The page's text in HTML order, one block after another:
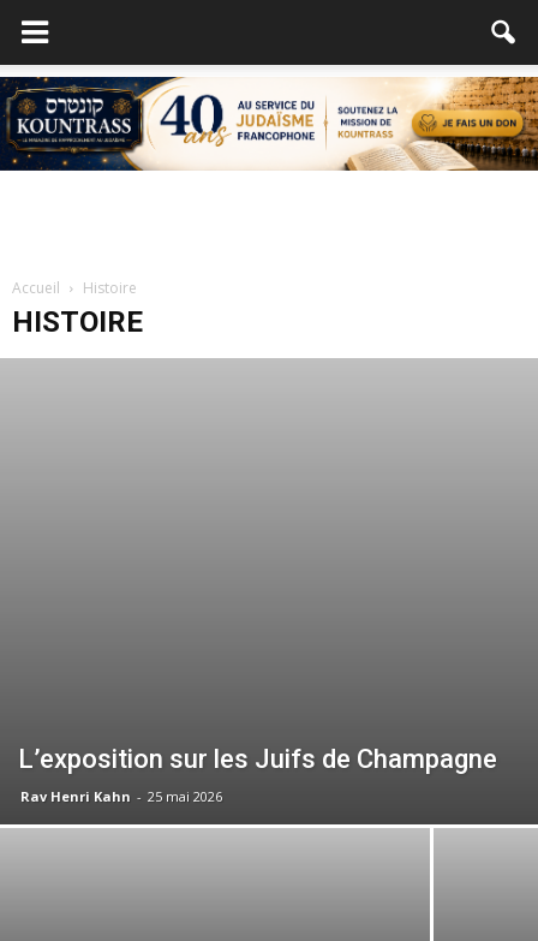
Accueil Histoire
HISTOIRE
L’exposition sur les Juifs de Champagne
Rav Henri Kahn - 25 mai 2026